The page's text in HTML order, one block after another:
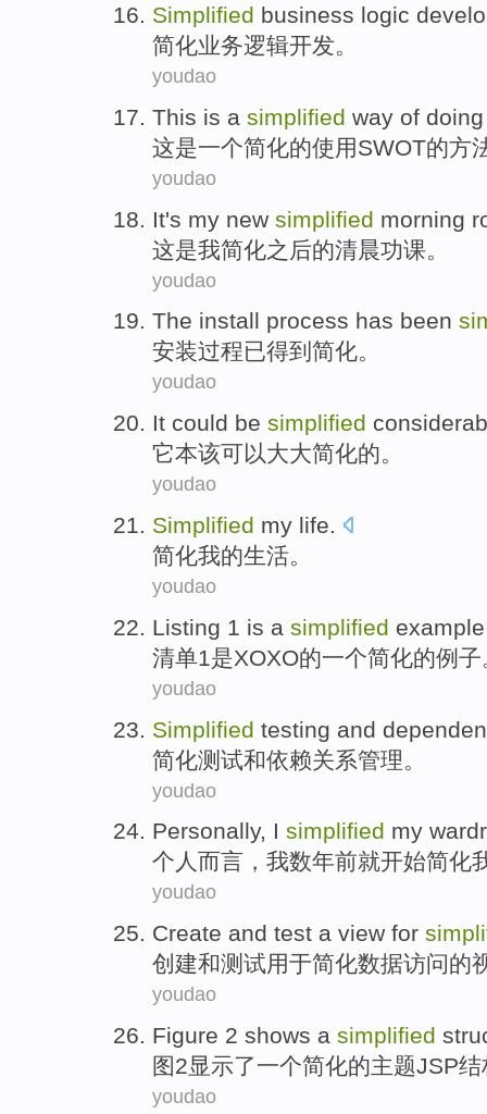
Simplified business logic
简化业务逻辑开发。
youdao
This is a simplified way of
这是一个简化的使用SWOT的方
youdao
It's my new simplified morning
这是我简化之后的清晨功课。
youdao
The install process has been
安装过程已得到 简化。
youdao
It could be simplified
它本该可以大大简化的。
youdao
Simplified my life.
简化我的生活。
youdao
Listing 1 is a simplified example
清单1是XOXO的一个简化的例子
youdao
Simplified testing and
简化测试和依赖关系管理 。
youdao
Personally, I simplified my
个人而言 ， 我数年前就开始简化
youdao
Create and test a view for
创建和测试用于简化数据访问的
youdao
Figure 2 shows a simplified
图2显示了一个简化的主题JSP结
youdao